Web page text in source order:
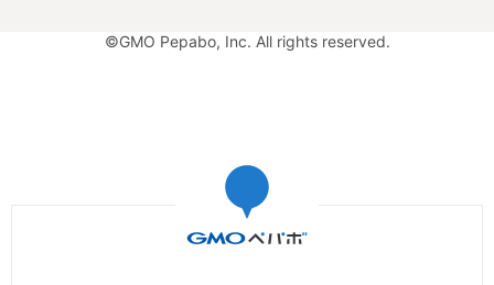
©GMO Pepabo, Inc. All rights reserved.